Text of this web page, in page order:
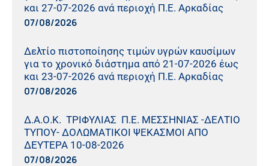
και 27-07-2026 ανά περιοχή Π.Ε. Αρκαδίας
07/08/2026
Δελτίο πιστοποίησης τιμών υγρών καυσίμων
για το χρονικό διάστημα από 21-07-2026 έως
και 23-07-2026 ανά περιοχή Π.Ε. Αρκαδίας
07/08/2026
Δ.Α.Ο.Κ. ΤΡΙΦΥΛΙΑΣ Π.Ε. ΜΕΣΣΗΝΙΑΣ -ΔΕΛΤΙΟ
ΤΥΠΟΥ- ΔΟΛΩΜΑΤΙΚΟΙ ΨΕΚΑΣΜΟΙ ΑΠΟ
ΔΕΥΤΕΡΑ 10-08-2026
07/08/2026